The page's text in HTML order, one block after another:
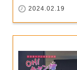
2024.02.19